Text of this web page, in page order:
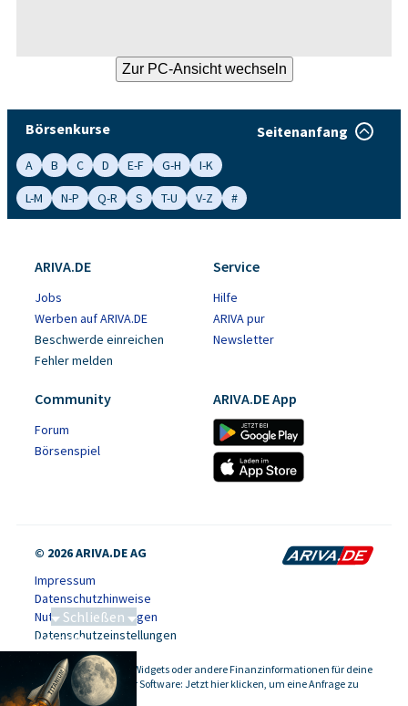
Börsenkurse Seitenanfang
A B C D E-F G-H
I-K
L-M
N-P Q-R S T-U V-Z #
ARIVA.DE
Jobs
Werben auf ARIVA.DE
Beschwerde einreichen
Fehler melden
Service
Hilfe
ARIVA pur
Newsletter
Community
Forum
Börsenspiel
ARIVA.DE App
© 2026 ARIVA.DE AG
Impressum
Datenschutzhinweise
Nutzungsbedingungen
Datenschutzeinstellungen
-
Kursdaten, Widgets oder andere Finanzinformationen für deine
Website oder Software: Jetzt hier klicken, um eine Anfrage zu
stellen.
Schließen
Saga bei 0,53 CAD